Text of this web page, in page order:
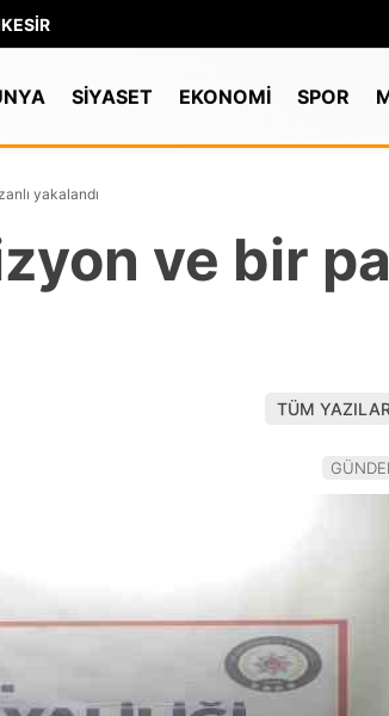
SİYASET EKONOMİ SPOR
yakalandı
ve bir
TÜM